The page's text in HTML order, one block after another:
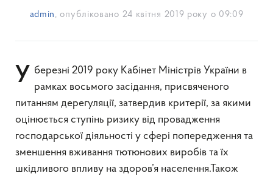
admin , опубліковано 24 квітня 2019 року о 09:09
У березні 2019 року Кабінет Міністрів України в рамках восьмого засідання, присвяченого
питанням дерегуляції, затвердив критерії, за якими
оцінюється ступінь ризику від провадження
господарської діяльності у сфері попередження та
зменшення вживання тютюнових виробів та їх
шкідливого впливу на здоров’я населення.Також